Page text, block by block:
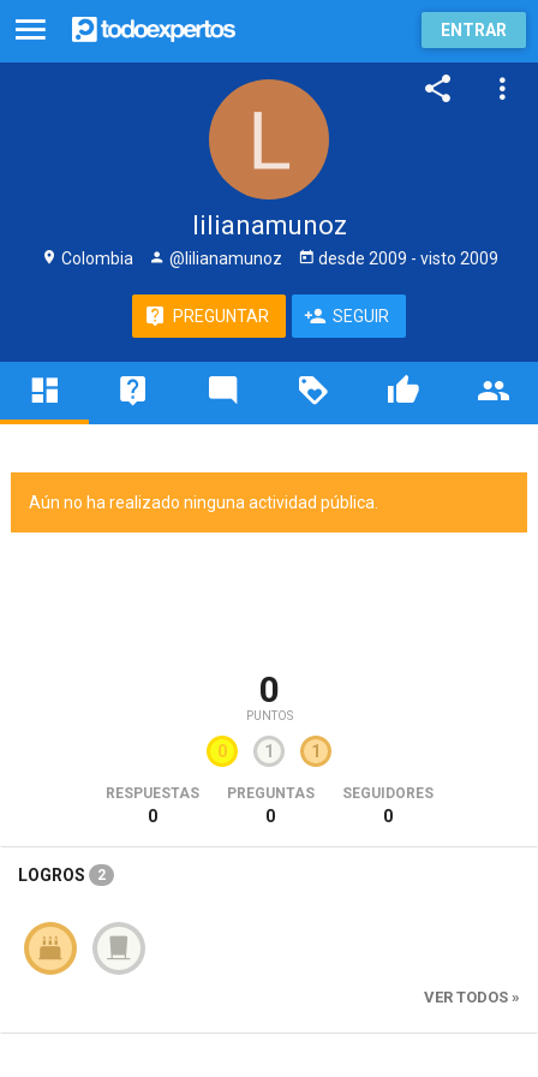
ENTRAR
lilianamunoz
Colombia @lilianamunoz desde 2009 - visto 2009
PREGUNTAR SEGUIR
Aún no ha realizado ninguna actividad pública.
0
PUNTOS
0 1 1
RESPUESTAS
0
PREGUNTAS
0
SEGUIDORES
0
LOGROS 2
VER TODOS »